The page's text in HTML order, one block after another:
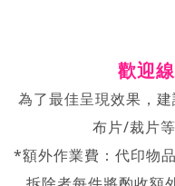
歡迎
為了最佳呈現效果，建
布片/裁片
*額外作業費：代印物